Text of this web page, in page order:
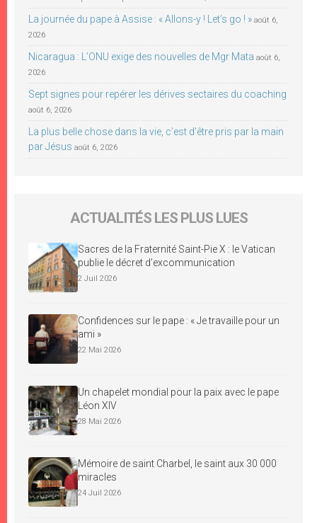
La journée du pape à Assise : « Allons-y ! Let’s go ! » août 6,
2026
Nicaragua : L’ONU exige des nouvelles de Mgr Mata août 6,
2026
Sept signes pour repérer les dérives sectaires du coaching
août 6, 2026
La plus belle chose dans la vie, c’est d’être pris par la main
par Jésus août 6, 2026
ACTUALITÉS LES PLUS LUES
Sacres de la Fraternité Saint-Pie X : le Vatican
publie le décret d’excommunication
2 Juil 2026
Confidences sur le pape : « Je travaille pour un
ami »
22 Mai 2026
Un chapelet mondial pour la paix avec le pape
Léon XIV
28 Mai 2026
Mémoire de saint Charbel, le saint aux 30 000
miracles
24 Juil 2026